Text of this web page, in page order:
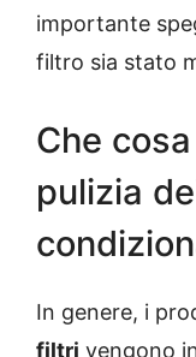
importante
filtro sia stato
Che
pulizia
In genere, i
filtri vengono